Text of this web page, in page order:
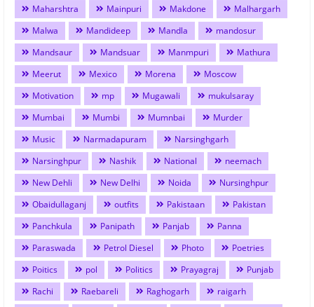
Maharshtra
Mainpuri Makdone
Malhargarh
Malwa
Mandideep Mandla
mandosur
Mandsaur
Mandsuar Manmpuri
Mathura
Meerut
Mexico Morena
Moscow
Motivation
mp Mugawali
mukulsaray
Mumbai
Mumbi Mumnbai
Murder
Music
Narmadapuram
Narsinghgarh
Narsinghpur
Nashik National
neemach
New Dehli
New Delhi Noida
Nursinghpur
Obaidullaganj
outfits Pakistaan
Pakistan
Panchkula
Panipath Panjab
Panna
Paraswada
Petrol Diesel Photo
Poetries
Poitics
pol Politics Prayagraj
Punjab
Rachi
Raebareli Raghogarh
raigarh